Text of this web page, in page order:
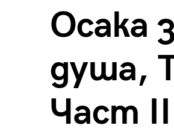
Осака
душа,
Част II